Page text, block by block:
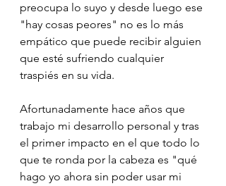
preocupa lo suyo y desde luego ese
"hay cosas peores" no es lo más
empático que puede recibir alguien
que esté sufriendo cualquier
traspiés en su vida.
Afortunadamente hace años que
trabajo mi desarrollo personal y tras
el primer impacto en el que todo lo
que te ronda por la cabeza es "qué
hago yo ahora sin poder usar mi